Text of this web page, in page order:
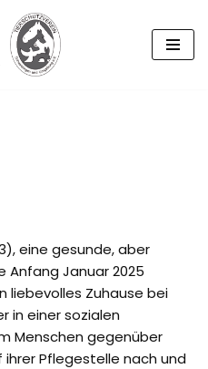
eine gesunde, aber
Anfang Januar 2025
liebevolles Zuhause bei
in einer sozialen
Menschen gegenüber
Pflegestelle nach und